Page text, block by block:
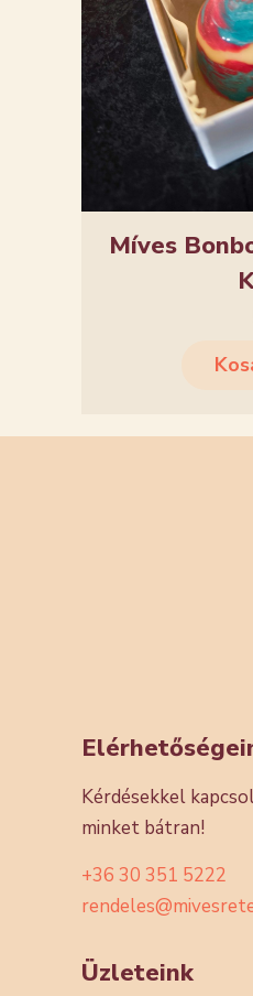
Míves
Kérdésekkel
minket bátran!
+36 30 351 5222
Üzleteink